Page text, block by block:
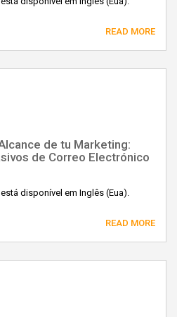
READ MORE
de tu Marketing:
de Correo Electrónico
disponível em Inglês (Eua).
READ MORE